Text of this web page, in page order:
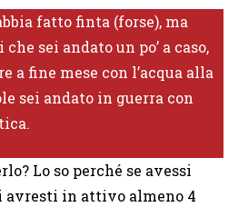
fatto finta (forse), ma
sei andato un po’ a caso,
a fine mese con l’acqua alla
sei andato in guerra con
Lo so perché se avessi
avresti in attivo almeno 4